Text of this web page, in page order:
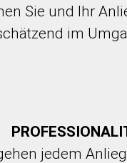
Sie und Ihr
im
jedem